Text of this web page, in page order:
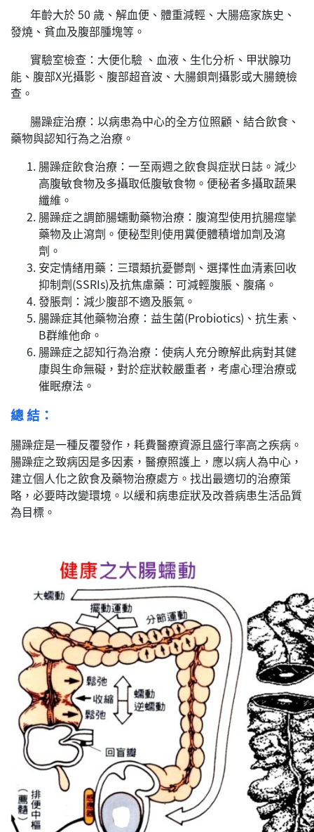
年齡大於 50 歲、解血便、體重減輕、大腸癌家族史、
發燒、貧血及腹部腫塊等。
實驗室檢查：大便化驗 、血液、生化分析、甲狀腺功
能、腹部X光攝影、腹部超音波、大腸鋇劑攝影或大腸鏡檢
查。
腸躁症治療：以病患為中心的全方位照顧、結合飲食、
藥物與認知行為之治療。
腸躁症飲食治療：一至兩週之飲食與症狀日誌。減少
高腹敏食物及多攝取低腹敏食物。便秘者多攝取蔬果
纖維。
腸躁症之調節腸蠕動藥物治療：腹瀉型使用抗腸痙攣
藥物及止瀉劑。便秘型則使用糞便體積增加劑及瀉
劑。
安定情緒用藥：三環類抗憂鬱劑、選擇性血清素回收
抑制劑(SSRIs)及抗焦慮藥：可減輕腹脹、腹痛。
發脹劑：減少腹部不適及脹氣。
腸躁症其他藥物治療：益生菌(Probiotics)、抗生素、
B群維他命。
腸躁症之認知行為治療：使病人充分瞭解此病對其健
康與生命無礙，對於症狀較嚴重者，考慮心理治療或
催眠療法。
總 結：
腸躁症是一種反覆發作，耗費醫療資源且盛行率高之疾病。
腸躁症之致病因是多因素，醫療照護上，應以病人為中心，
建立個人化之飲食及藥物治療處方。找出最適切的治療策
略，必要時改變環境。以緩和病患症狀及改善病患生活品質
為目標。